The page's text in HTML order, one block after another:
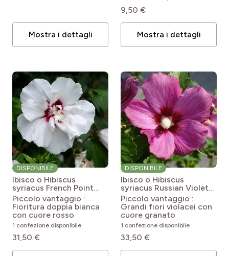
Mostra i dettagli
9,50 €
Mostra i dettagli
DISPONIBILE
Ibisco o Hibiscus
syriacus French Point
Hibiscus syriacus French
point
Piccolo vantaggio :
Fioritura doppia bianca
con cuore rosso
1 confezione disponibile
31,50 €
DISPONIBILE
Ibisco o Hibiscus
syriacus Russian Violet
II® Hibiscus syriacus
Russian Violet (II)®
(MYNSYRU3)
Piccolo vantaggio :
Grandi fiori violacei con
cuore granato
1 confezione disponibile
33,50 €